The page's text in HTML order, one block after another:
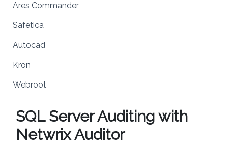
SQL Server Auditing with
Netwrix Auditor
Ares Commander
Safetica
Autocad
Kron
Webroot